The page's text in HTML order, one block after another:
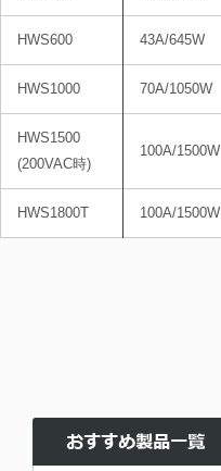
HWS600 43A/645W
HWS1000 70A/1050W
HWS1500
(200VAC時)
100A/1500W
HWS1800T 100A/1500W